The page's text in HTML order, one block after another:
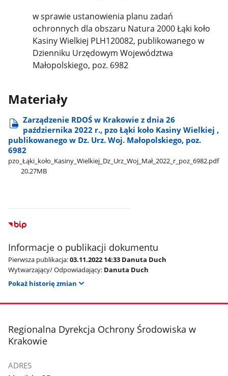
w sprawie ustanowienia planu zadań
ochronnych dla obszaru Natura 2000 Łąki koło
Kasiny Wielkiej PLH120082, publikowanego w
Dzienniku Urzędowym Województwa
Małopolskiego, poz. 6982
Materiały
Zarządzenie RDOŚ w Krakowie z dnia 26
października 2022 r., pzo Łąki koło Kasiny Wielkiej ,
publikowanego w Dz. Urz. Woj. Małopolskiego, poz.
6982
pzo​_Łąki​_koło​_Kasiny​_Wielkiej​_Dz​_Urz​_Woj​_Mał​_2022​_r​_poz​_6982.pdf
20.27MB
Informacje o publikacji dokumentu
Pierwsza publikacja:03.11.2022 14:33 Danuta Duch
Wytwarzający/ Odpowiadający: Danuta Duch
Pokaż historię zmian
stopka
Regionalna Dyrekcja Ochrony Środowiska w
Krakowie
ADRES